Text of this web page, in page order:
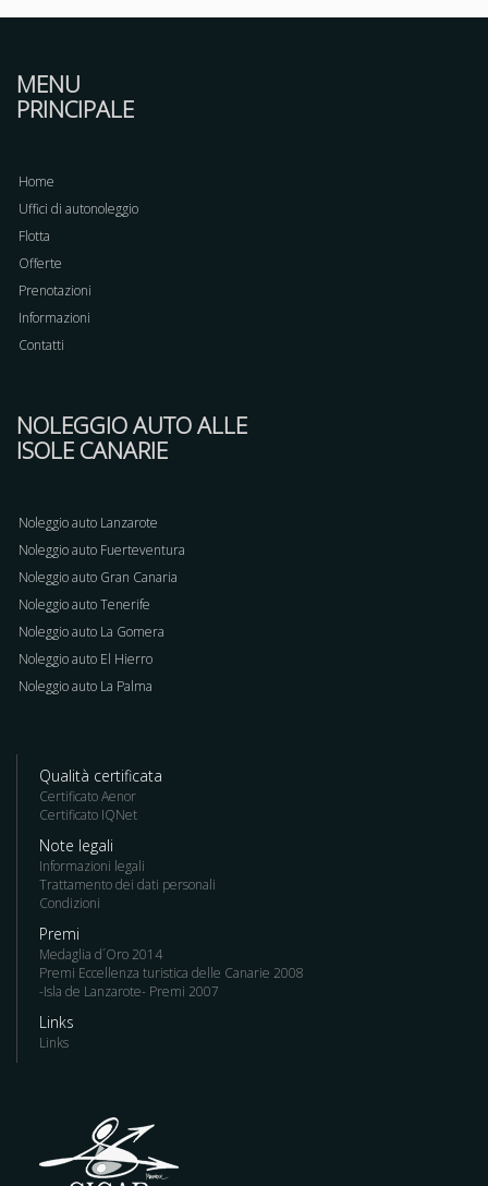
MENU
PRINCIPALE
Home
Uffici di autonoleggio
Flotta
Offerte
Prenotazioni
Informazioni
Contatti
NOLEGGIO AUTO ALLE
ISOLE CANARIE
Noleggio auto Lanzarote
Noleggio auto Fuerteventura
Noleggio auto Gran Canaria
Noleggio auto Tenerife
Noleggio auto La Gomera
Noleggio auto El Hierro
Noleggio auto La Palma
Qualità certificata
Certificato Aenor
Certificato IQNet
Note legali
Informazioni legali
Trattamento dei dati personali
Condizioni
Premi
Medaglia d´Oro 2014
Premi Eccellenza turistica delle Canarie 2008
-Isla de Lanzarote- Premi 2007
Links
Links